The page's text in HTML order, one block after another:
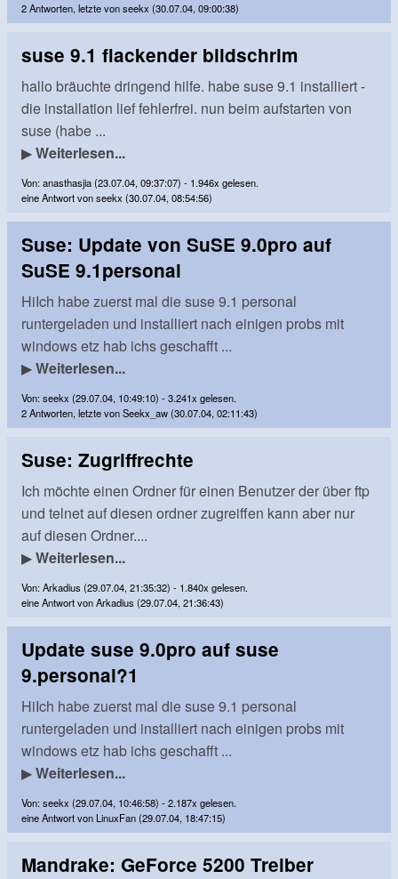
2 Antworten, letzte von seekx (30.07.04, 09:00:38)
suse 9.1 flackender bildschrim
hallo bräuchte dringend hilfe. habe suse 9.1 installiert -
die installation lief fehlerfrei. nun beim aufstarten von
suse (habe ...
▶Weiterlesen...
Von: anasthasjia (23.07.04, 09:37:07) - 1.946x gelesen.
eine Antwort von seekx (30.07.04, 08:54:56)
Suse: Update von SuSE 9.0pro auf
SuSE 9.1personal
HiIch habe zuerst mal die suse 9.1 personal
runtergeladen und installiert nach einigen probs mit
windows etz hab ichs geschafft ...
▶Weiterlesen...
Von: seekx (29.07.04, 10:49:10) - 3.241x gelesen.
2 Antworten, letzte von Seekx_aw (30.07.04, 02:11:43)
Suse: Zugriffrechte
Ich möchte einen Ordner für einen Benutzer der über ftp
und telnet auf diesen ordner zugreiffen kann aber nur
auf diesen Ordner....
▶Weiterlesen...
Von: Arkadius (29.07.04, 21:35:32) - 1.840x gelesen.
eine Antwort von Arkadius (29.07.04, 21:36:43)
Update suse 9.0pro auf suse
9.personal?1
HiIch habe zuerst mal die suse 9.1 personal
runtergeladen und installiert nach einigen probs mit
windows etz hab ichs geschafft ...
▶Weiterlesen...
Von: seekx (29.07.04, 10:46:58) - 2.187x gelesen.
eine Antwort von LinuxFan (29.07.04, 18:47:15)
Mandrake: GeForce 5200 Treiber